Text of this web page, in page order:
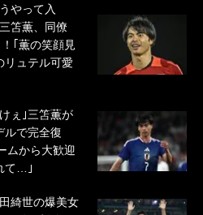
やって入
笘薫、同僚
｢薫の笑顔見
リュテル可愛
ぇ｣三笘薫が
ルで完全復
ムから大歓迎
て…｣
綺世の爆美女